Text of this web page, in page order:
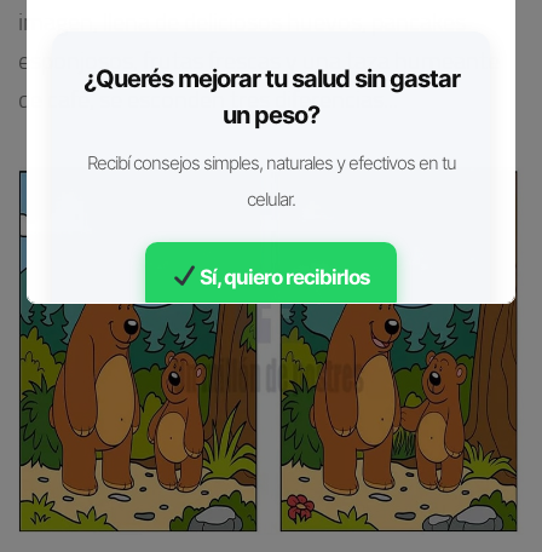
imagen, llena de deliciosos huevos, pancakes
esponjosos, frutas frescas y una taza humeante
de café, se esconden tres diferencias...
¿Querés mejorar tu salud sin gastar
un peso?
Recibí consejos simples, naturales y efectivos en tu
celular.
Sí, quiero recibirlos
Gratis • Sin spam